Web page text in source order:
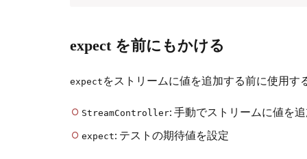
expect を前にもかける
expect をストリームに値を追加する前に使用す
StreamController: 手動でストリームに値を
expect: テストの期待値を設定